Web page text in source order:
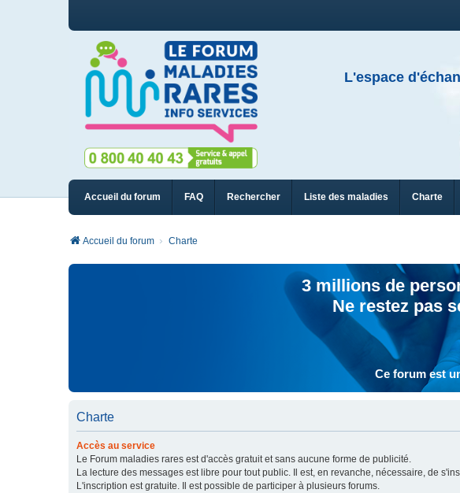
L'espace
Accueil du forum FAQ Rechercher Liste des maladies Charte
Accueil du forum Charte
3 millions de
Ne restez pas
Ce forum est
Charte
Accès au service
Le Forum maladies rares est d'accès gratuit et sans aucune forme de publicité.
La lecture des messages est libre pour tout public. Il est, en revanche, nécessaire, de
L'inscription est gratuite. Il est possible de participer à plusieurs forums.